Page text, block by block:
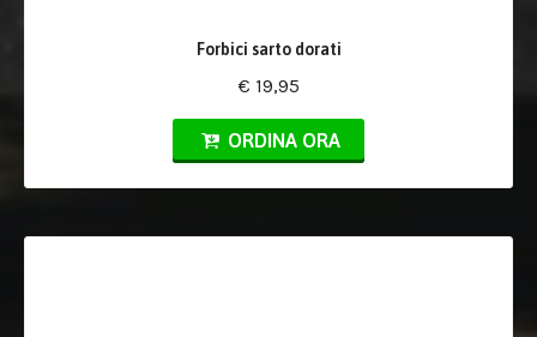
Forbici sarto dorati
€ 19,95
ORDINA ORA